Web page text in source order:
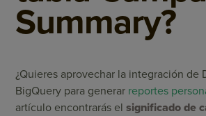
Summary?
¿Quieres aprovechar la integración de
BigQuery para generar reportes
artículo encontrarás elsignificado de